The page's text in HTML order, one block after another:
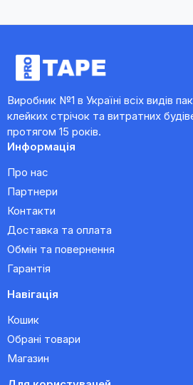
Виробник №1 в Україні всіх видів
клейких стрічок та витратних
протягом 15 років.
Информація
Про нас
Партнери
Контакти
Доставка та оплата
Обмін та повернення
Гарантія
Навігація
Кошик
Обрані товари
Магазин